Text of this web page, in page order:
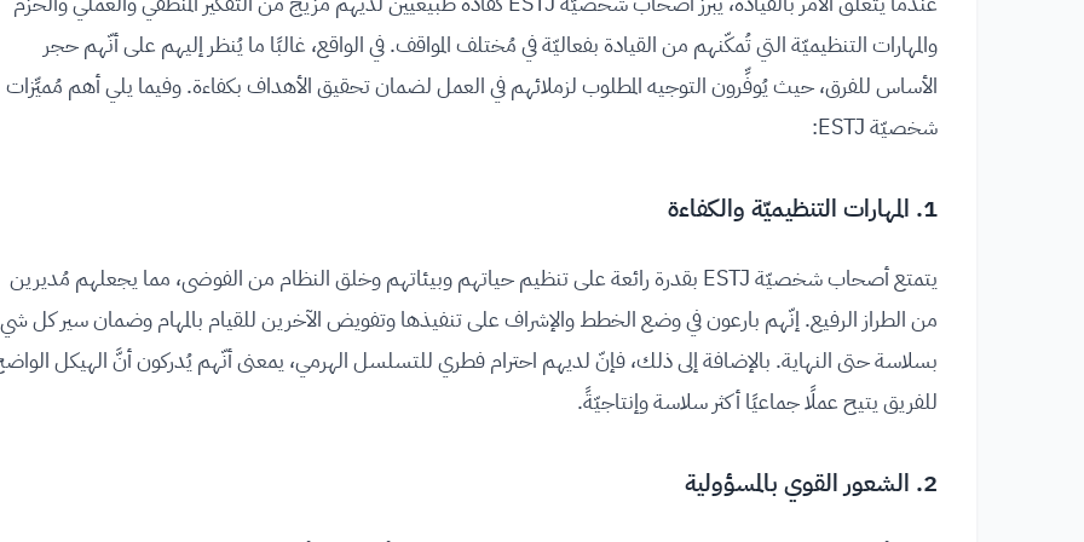
والمهارات التنظيميّة التي تُمكّنهم من القيادة بفعاليّة في مُختلف المواقف. في الواقع، غالبًا ما يُنظر إليهم على أنّهم حجر
الأساس للفرق، حيث يُوفِّرون التوجيه المطلوب لزملائهم في العمل لضمان تحقيق الأهداف بكفاءة. وفيما يلي أهم مُميِّزات
شخصيّة ESTJ:
1. المهارات التنظيميّة والكفاءة
يتمتع أصحاب شخصيّة ESTJ بقدرة رائعة على تنظيم حياتهم وبيئاتهم وخلق النظام من الفوضى، مما يجعلهم مُديرين
من الطراز الرفيع. إنّهم بارعون في وضع الخطط والإشراف على تنفيذها وتفويض الآخرين للقيام بالمهام وضمان سير كل
بسلاسة حتى النهاية. بالإضافة إلى ذلك، فإنّ لديهم احترام فطري للتسلسل الهرمي، يمعنى أنّهم يُدركون أنَّ الهيكل
للفريق يتيح عملًا جماعيًا أكثر سلاسة وإنتاجيّةً.
2. الشعور القوي بالمسؤولية